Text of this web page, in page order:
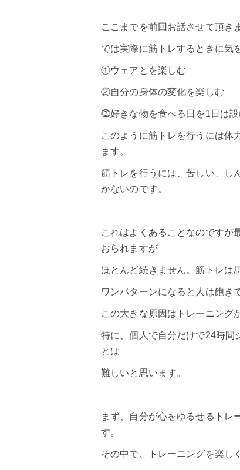
ここまでを前回お話させて頂き
では実際に筋トレするときに気
①ウェアとを楽しむ
②自分の身体の変化を楽しむ
⓷好きな物を食べる日を1日は
このように筋トレを行うには体
ます。
筋トレを行うには、苦しい、し
かないのです。
これはよくあることなのですが
おられますが
ほとんど続きません。筋トレは
ワンパターンになると人は飽き
この大きな原因はトレーニング
特に、個人で自分だけで24時間
とは
難しいと思います。
まず、自分が心をゆるせるトレ
す。
その中で、トレーニングを楽し